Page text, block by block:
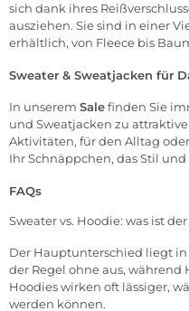
sich dank ihres
ausziehen. Sie sind in einer
erhältlich, von Fleece bis
Sweater & Sweatjacken für
In unserem Salefinden Sie
und Sweatjacken zu
Aktivitäten, für den Alltag
Ihr Schnäppchen, das Stil
FAQs
Sweater vs. Hoodie: was ist
Der Hauptunterschied liegt
der Regel ohne aus, während
Hoodies wirken oft lässiger,
werden können.